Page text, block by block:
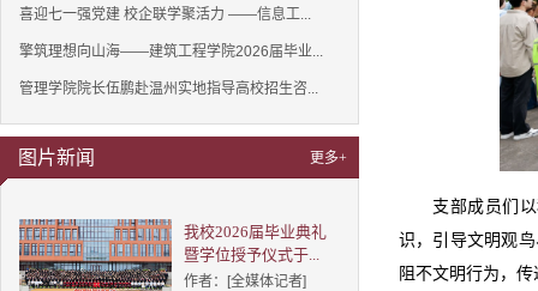
喜迎七一强党建 校企联学聚活力 ——信息工...
擎筑理想向山海——建筑工程学院2026届毕业...
管理学院院长伍鹏赴温州实地指导高校招生咨...
图片新闻 更多+
我校2026届毕业典礼
暨学位授予仪式于...
作者：[全媒体记者]
支部成员们
识，引导文明观
阻不文明行为，